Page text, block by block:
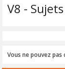
V8 -
Vous ne pouvez